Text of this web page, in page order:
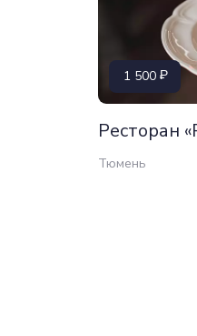
1 500
Ресторан
Тюмень